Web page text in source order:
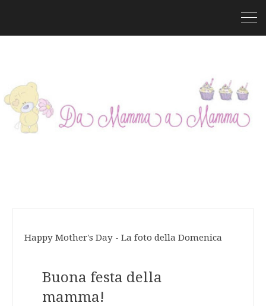
Happy Mother's Day - La foto della Domenica
Buona festa della
mamma!